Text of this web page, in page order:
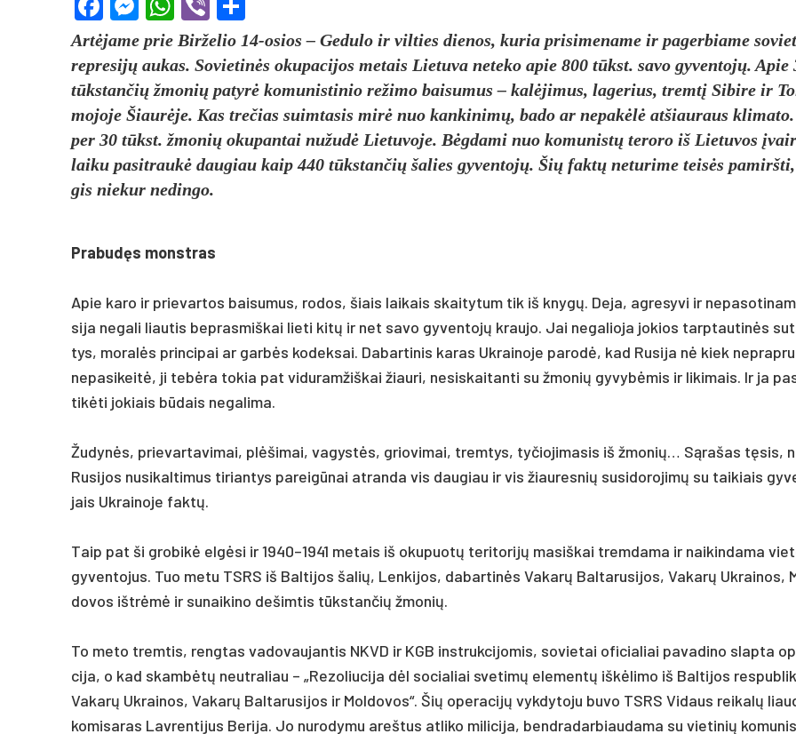
Artė­ja­me prie Bir­že­lio 14-osios – Ge­du­lo ir vil­ties die­nos, ku­ria pri­si­me­na­me ir pa­ger­bia­me
rep­re­sijų au­kas. So­vie­tinės oku­pa­ci­jos me­tais Lie­tu­va ne­te­ko apie 800 tūkst. sa­vo gy­ven­tojų. Apie
tūkstan­čių žmo­nių pa­tyrė ko­mu­nis­ti­nio re­ži­mo bai­su­mus – kalė­ji­mus, la­ge­rius, tremtį Si­bi­re ir
mo­jo­je Šiaurė­je. Kas tre­čias suim­ta­sis mirė nuo kan­ki­nimų, ba­do ar ne­pakėlė at­šiau­raus
per 30 tūkst. žmo­nių oku­pan­tai nu­žudė Lie­tu­vo­je. Bėgda­mi nuo ko­mu­nistų te­ro­ro iš Lie­tu­vos
lai­ku pa­si­traukė dau­giau kaip 440 tūkstan­čių ša­lies gy­ven­tojų. Šių faktų ne­tu­ri­me teisės
gis nie­kur ne­din­go.
Pra­budęs monst­ras
Apie ka­ro ir prie­var­tos bai­su­mus, ro­dos, šiais lai­kais skai­ty­tum tik iš knygų. De­ja, ag­re­sy­vi ir
si­ja ne­ga­li liau­tis be­pras­miš­kai lie­ti kitų ir net sa­vo gy­ven­tojų krau­jo. Jai ne­ga­lio­ja jo­kios tarp­tau­tinės
tys, mo­ralės prin­ci­pai ar garbės ko­dek­sai. Da­bar­ti­nis ka­ras Uk­rai­no­je pa­rodė, kad Ru­si­ja nė kiek
nepa­si­keitė, ji tebė­ra to­kia pat vi­du­ram­žiš­kai žiau­ri, ne­si­skai­tan­ti su žmo­nių gy­vybė­mis ir li­ki­mais. Ir ja
tikė­ti jo­kiais būdais ne­ga­li­ma.
Žu­dynės, prie­var­ta­vi­mai, plėši­mai, va­gystės, grio­vi­mai, trem­tys, ty­čio­ji­ma­sis iš žmo­nių… Sąra­šas tęsis,
Ru­si­jos nu­si­kal­ti­mus ti­rian­tys pa­reigū­nai at­ran­da vis dau­giau ir vis žiau­res­nių su­si­do­ro­jimų su tai­kiais
jais Uk­rai­no­je faktų.
Taip pat ši gro­bikė elgė­si ir 1940–1941 me­tais iš oku­puotų te­ri­to­rijų ma­siš­kai trem­da­ma ir nai­kin­da­ma
gy­ven­to­jus. Tuo me­tu TSRS iš Bal­ti­jos ša­lių, Len­ki­jos, da­bar­tinės Va­karų Bal­ta­ru­si­jos, Va­karų Uk­rai­nos,
do­vos ištrėmė ir su­nai­ki­no de­šim­tis tūkstan­čių žmo­nių.
To me­to trem­tis, reng­tas va­do­vau­jan­tis NKVD ir KGB inst­ruk­ci­jo­mis, so­vie­tai ofi­cia­liai pa­va­di­no slap­ta
ci­ja, o kad skambėtų neut­ra­liau – „Re­zo­liu­ci­ja dėl so­cia­liai sve­timų ele­mentų iškė­li­mo iš Bal­ti­jos
Va­karų Uk­rai­nos, Va­karų Bal­ta­ru­si­jos ir Moldovos“. Šių ope­ra­cijų vyk­dy­to­ju bu­vo TSRS Vi­daus rei­kalų
ko­mi­sa­ras Lav­ren­ti­jus Be­ri­ja. Jo nu­ro­dy­mu areš­tus atliko mi­li­ci­ja, bend­ra­dar­biau­da­ma su vie­ti­nių